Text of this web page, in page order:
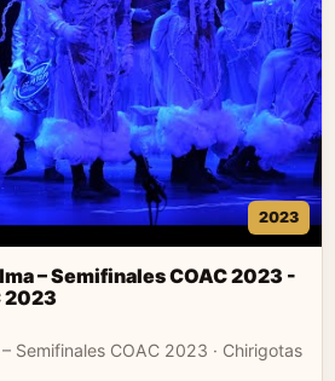
2023
– Semifinales COAC 2023 -
2023
Semifinales COAC 2023 · Chirigotas